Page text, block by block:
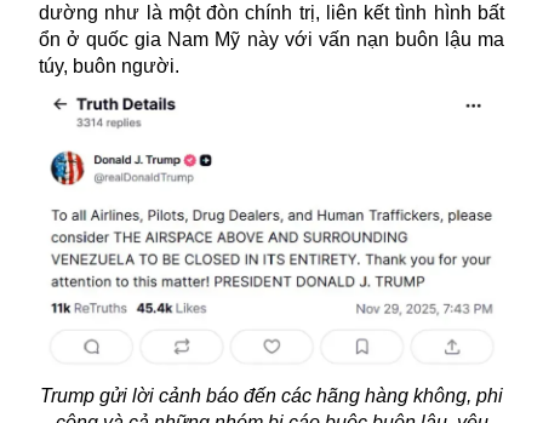
dường như là một đòn chính trị, liên kết tình hình bất
ổn ở quốc gia Nam Mỹ này với vấn nạn buôn lậu ma
túy, buôn người.
Trump gửi lời cảnh báo đến các hãng hàng không, phi